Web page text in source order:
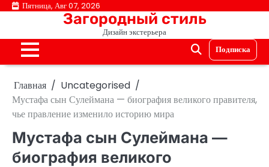
ПерейтиПятница, Авг 07, 2026
Загородный стиль
Дизайн экстерьера
Подписка
Главная
Uncategorised
Мустафа сын Сулеймана — биография великого правителя,
чье правление изменило историю мира
Мустафа сын Сулеймана —
биография великого